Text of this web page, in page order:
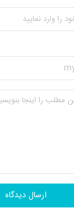
ارسال دیدگاه